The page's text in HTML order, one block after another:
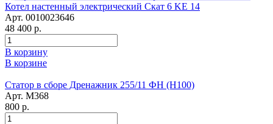
Котел настенный электрический Скат 6 KE 14
Арт. 0010023646
48 400 р.
В корзину
В корзине
Статор в сборе Дренажник 255/11 ФН (Н100)
Арт. М368
800 р.